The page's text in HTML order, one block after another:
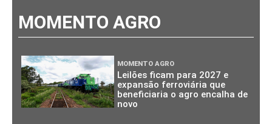
MOMENTO AGRO
MOMENTO AGRO
Leilões ficam para 2027 e
expansão ferroviária que
beneficiaria o agro encalha de
novo